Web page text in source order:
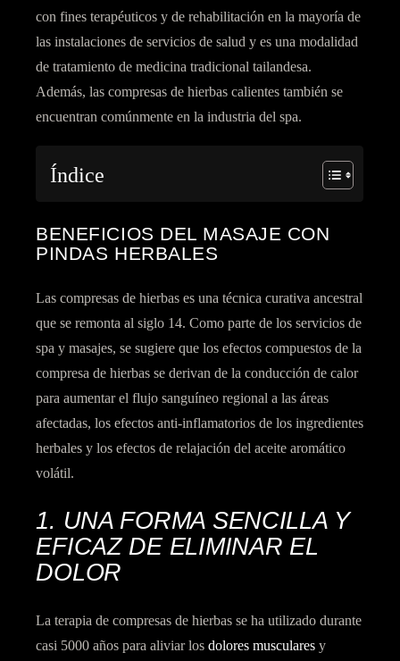
con fines terapéuticos y de rehabilitación en la mayoría de
las instalaciones de servicios de salud y es una modalidad
de tratamiento de medicina tradicional tailandesa.
Además, las compresas de hierbas calientes también se
encuentran comúnmente en la industria del spa.
Índice
BENEFICIOS DEL MASAJE CON
PINDAS HERBALES
Las compresas de hierbas es una técnica curativa ancestral
que se remonta al siglo 14. Como parte de los servicios de
spa y masajes, se sugiere que los efectos compuestos de la
compresa de hierbas se derivan de la conducción de calor
para aumentar el flujo sanguíneo regional a las áreas
afectadas, los efectos anti-inflamatorios de los ingredientes
herbales y los efectos de relajación del aceite aromático
volátil.
1. UNA FORMA SENCILLA Y
EFICAZ DE ELIMINAR EL
DOLOR
La terapia de compresas de hierbas se ha utilizado durante
casi 5000 años para aliviar losdolores musculares y